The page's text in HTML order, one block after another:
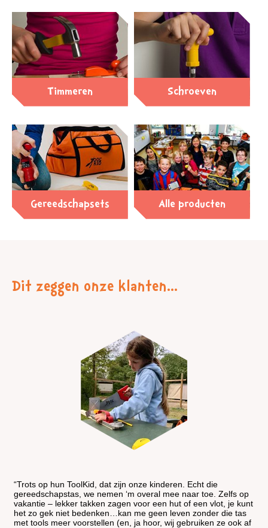
Timmeren Schroeven
Gereedschapsets Alle producten
Dit zeggen onze klanten…
“Onze zoon Maik is heel blij met zijn cadeau: ‘nu kan ik papa
helpen met mijn eigen werkbank timmeren!’ Hij wilde graag
echt gereedschap voor zijn zesde verjaardag. Ik heb voor
ToolKid gekozen omdat het gereedschap niet te groot en te
zwaar is en van degelijke kwaliteit.”